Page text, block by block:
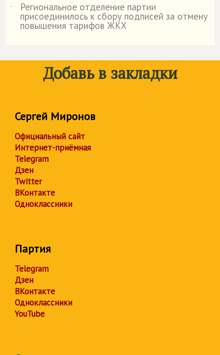
˙
Региональное отделение партии
присоединилось к сбору подписей за отмену
повышения тарифов ЖКХ
Добавь в закладки
Сергей Миронов
Официальный сайт
Интернет-приёмная
Telegram
Дзен
Twitter
ВКонтакте
Одноклассники
Партия
Telegram
Дзен
ВКонтакте
Одноклассники
YouTube